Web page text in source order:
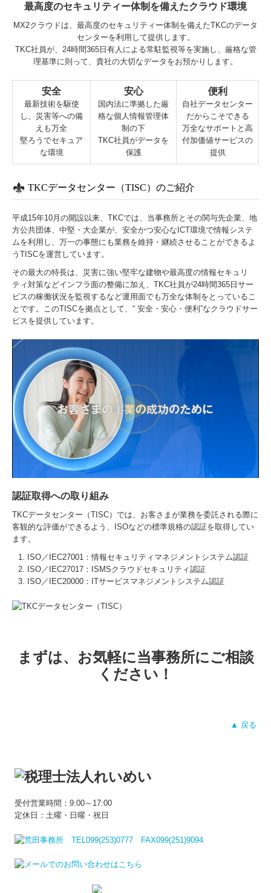
最高度のセキュリティー体制を備えたクラウド環境
MX2クラウドは、最高度のセキュリティー体制を備えたTKCのデータ
センターを利用して提供します。
TKC社員が、24時間365日有人による常駐監視等を実施し、厳格な管
理基準に則って、貴社の大切なデータをお預かりします。
安全
最新技術を駆使
し、災害等への備
えも万全
堅ろうでセキュア
な環境
安心
国内法に準拠した厳
格な個人情報管理体
制の下
TKC社員がデータを
保護
便利
自社データセンター
だからこそできる
万全なサポートと高
付加価値サービスの
提供
TKCデータセンター（TISC）のご紹介
平成15年10月の開設以来、TKCでは、当事務所とその関与先企業、地
方公共団体、中堅・大企業が、安全かつ安心なICT環境で情報システ
ムを利用し、万一の事態にも業務を維持・継続させることができるよ
うTISCを運営しています。
その最大の特長は、災害に強い堅牢な建物や最高度の情報セキュリ
ティ対策などインフラ面の整備に加え、TKC社員が24時間365日サー
ビスの稼働状況を監視するなど運用面でも万全な体制をとっているこ
とです。このTISCを拠点として、“ 安全・安心・便利”なクラウドサー
ビスを提供しています。
認証取得への取り組み
TKCデータセンター（TISC）では、お客さまが業務を委託される際に
客観的な評価ができるよう、ISOなどの標準規格の認証を取得してい
ます。
ISO／IEC27001：情報セキュリティマネジメントシステム認証
ISO／IEC27017：ISMSクラウドセキュリティ認証
ISO／IEC20000：ITサービスマネジメントシステム認証
まずは、お気軽に当事務所にご相談
ください！
▲ 戻る
受付営業時間：9:00～17:00
定休日：土曜・日曜・祝日